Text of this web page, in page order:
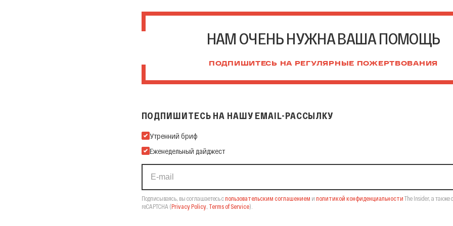
НАМ ОЧЕНЬ НУЖНА ВАША ПОМОЩЬ
ПОДПИШИТЕСЬ НА РЕГУЛЯРНЫЕ ПОЖЕРТВОВАНИЯ
ПОДПИШИТЕСЬ НА НАШУ EMAIL-РАССЫЛКУ
Подпишитесь на нашу Email-рассылку
Утренний бриф
Еженедельный дайджест
Подписываясь, вы соглашаетесь спользовательским соглашением и политикой конфиденциальности The Insider, а также
reCAPTCHA (Privacy Policy, Terms of Service).